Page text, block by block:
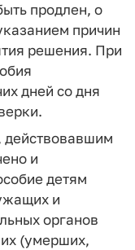
продлен, о
причин
решения. При
дней со дня
действовавшим
и
детям
и
органов
(умерших,